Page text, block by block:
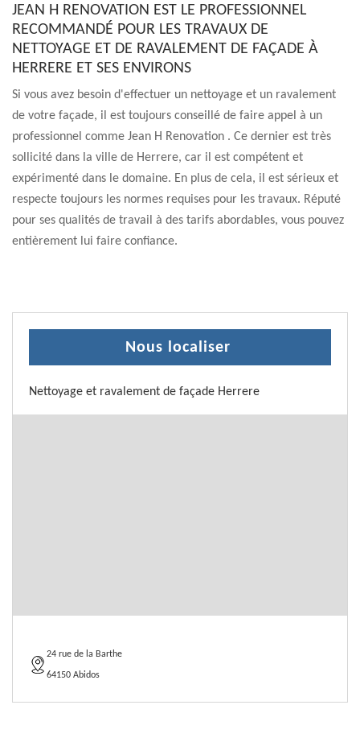
JEAN H RENOVATION EST LE PROFESSIONNEL
RECOMMANDÉ POUR LES TRAVAUX DE
NETTOYAGE ET DE RAVALEMENT DE FAÇADE À
HERRERE ET SES ENVIRONS
Si vous avez besoin d'effectuer un nettoyage et un ravalement
de votre façade, il est toujours conseillé de faire appel à un
professionnel comme Jean H Renovation . Ce dernier est très
sollicité dans la ville de Herrere, car il est compétent et
expérimenté dans le domaine. En plus de cela, il est sérieux et
respecte toujours les normes requises pour les travaux. Réputé
pour ses qualités de travail à des tarifs abordables, vous pouvez
entièrement lui faire confiance.
Nous localiser
Nettoyage et ravalement de façade Herrere
24 rue de la Barthe
64150 Abidos